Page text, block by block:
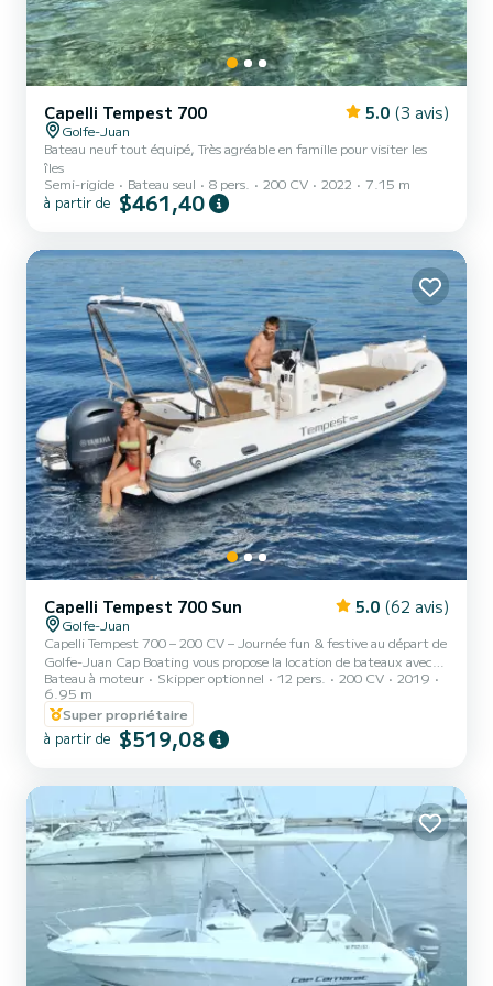
Capelli Tempest 700 5.0 (3 avis)
Golfe-Juan
Bateau neuf tout équipé, Très agréable en famille pour visiter les
îles
Semi-rigide
Bateau seul 8 pers. 200 CV 2022 7.15 m
à partir de $461,40
Capelli Tempest 700 Sun 5.0 (62 avis)
Golfe-Juan
Capelli Tempest 700 – 200 CV – Journée fun & festive au départ de
Golfe-Juan Cap Boating vous propose la location de bateaux avec
ou sans skipper sur la Côte d'Azur. Nous vous accueillons pour
découvrir la French Riviera comme vous ne l'avez jamais vue. Envie
d’une journée inoubliable en mer ? Montez à bord de ce Capelli
Tempest 700 au départ de Golfe-Juan et profitez d’un bateau
puissant, spacieux et parfait pour les sorties entre amis. Avec son
Bateau à moteur Skipper optionnel 12 pers. 200 CV
2019
6.95 m
Super propriétaire
à partir de $519,08